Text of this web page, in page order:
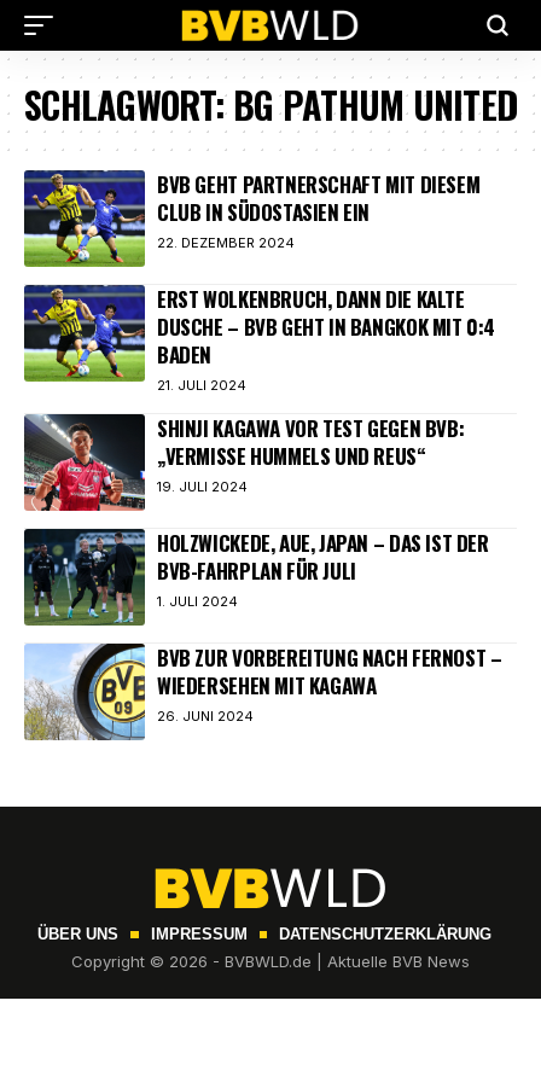
SCHLAGWORT:BG PATHUM UNITED
BVB GEHT PARTNERSCHAFT MIT DIESEM
CLUB IN SÜDOSTASIEN EIN
22. DEZEMBER 2024
ERST WOLKENBRUCH, DANN DIE KALTE
DUSCHE – BVB GEHT IN BANGKOK MIT 0:4
BADEN
21. JULI 2024
SHINJI KAGAWA VOR TEST GEGEN BVB:
„VERMISSE HUMMELS UND REUS“
19. JULI 2024
HOLZWICKEDE, AUE, JAPAN – DAS IST DER
BVB-FAHRPLAN FÜR JULI
1. JULI 2024
BVB ZUR VORBEREITUNG NACH FERNOST –
WIEDERSEHEN MIT KAGAWA
26. JUNI 2024
ÜBER UNS IMPRESSUM DATENSCHUTZERKLÄRUNG
Copyright © 2026 - BVBWLD.de | Aktuelle BVB News